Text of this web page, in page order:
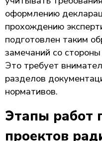
оформлению
прохождению
подготовлен таким
замечаний со
Это требует
разделов
нормативов.
Этапы работ
проектов